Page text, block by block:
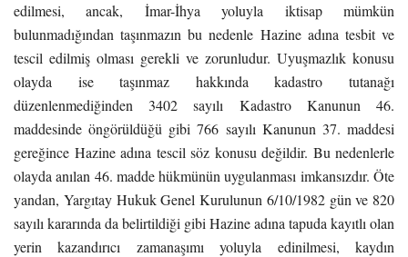
edilmesi, ancak, İmar-İhya yoluyla iktisap mümkün
bulunmadığından taşınmazın bu nedenle Hazine adına tesbit ve
tescil edilmiş olması gerekli ve zorunludur. Uyuşmazlık konusu
olayda ise taşınmaz hakkında kadastro tutanağı
düzenlenmediğinden 3402 sayılı Kadastro Kanunun 46.
maddesinde öngörüldüğü gibi 766 sayılı Kanunun 37. maddesi
gereğince Hazine adına tescil söz konusu değildir. Bu nedenlerle
olayda anılan 46. madde hükmünün uygulanması imkansızdır. Öte
yandan, Yargıtay Hukuk Genel Kurulunun 6/10/1982 gün ve 820
sayılı kararında da belirtildiği gibi Hazine adına tapuda kayıtlı olan
yerin kazandırıcı zamanaşımı yoluyla edinilmesi, kaydın